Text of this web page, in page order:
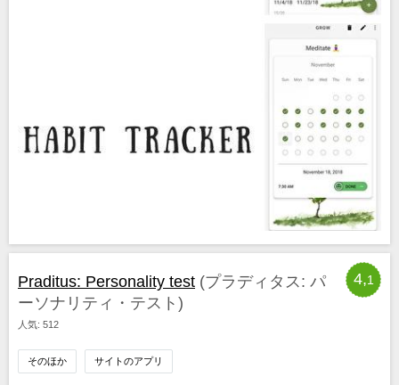
4,1
Praditus: Personality test (プラディタス: パ
ーソナリティ・テスト)
人気: 512
そのほか サイトのアプリ